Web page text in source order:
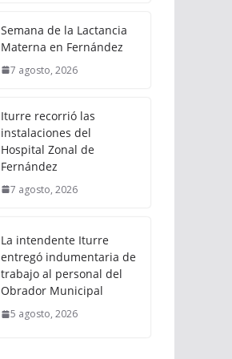
Semana de la Lactancia
Materna en Fernández
7 agosto, 2026
Iturre recorrió las
instalaciones del
Hospital Zonal de
Fernández
7 agosto, 2026
La intendente Iturre
entregó indumentaria de
trabajo al personal del
Obrador Municipal
5 agosto, 2026